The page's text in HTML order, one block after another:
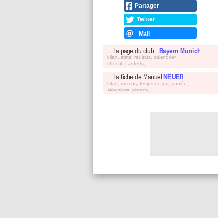
Partager
Twitter
Mail
la page du club : Bayern Munich
bilan, stats, réultats, calendrier,
effectif, tranferts, ...
la fiche de Manuel NEUER
bilan, matchs, temps de jeu, carriée,
sélections, photos, ...